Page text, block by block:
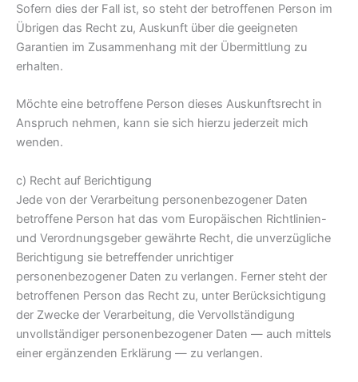
Sofern dies der Fall ist, so steht der betroffenen Person im
Übrigen das Recht zu, Auskunft über die geeigneten
Garantien im Zusammenhang mit der Übermittlung zu
erhalten.
Möchte eine betroffene Person dieses Auskunftsrecht in
Anspruch nehmen, kann sie sich hierzu jederzeit mich
wenden.
c) Recht auf Berichtigung
Jede von der Verarbeitung personenbezogener Daten
betroffene Person hat das vom Europäischen Richtlinien-
und Verordnungsgeber gewährte Recht, die unverzügliche
Berichtigung sie betreffender unrichtiger
personenbezogener Daten zu verlangen. Ferner steht der
betroffenen Person das Recht zu, unter Berücksichtigung
der Zwecke der Verarbeitung, die Vervollständigung
unvollständiger personenbezogener Daten — auch mittels
einer ergänzenden Erklärung — zu verlangen.